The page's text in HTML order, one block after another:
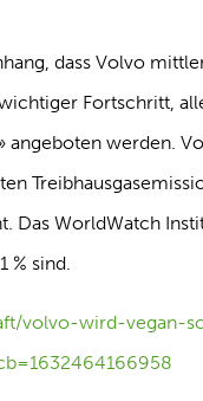
dass Volvo
Fortschritt,
werden.
Das WorldWatch
% sind.
volvo-wird-vegan-